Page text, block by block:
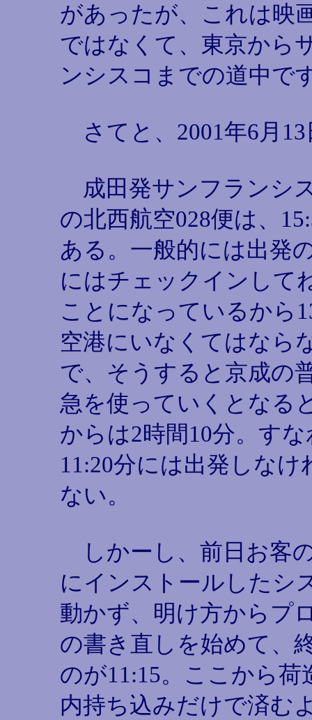
があったが、これは映
ではなくて、東京から
ンシスコまでの道中で
さてと、2001年6月13
成田発サンフランシ
の北西航空028便は、
ある。一般的には出発
にはチェックインして
ことになっているから
空港にいなくてはなら
で、そうすると京成の
急を使っていくとなる
からは2時間10分。す
11:20分には出発しなけ
ない。
しかーし、前日お客
にインストールしたシ
動かず、明け方からプ
の書き直しを始めて、
のが11:15。ここから荷
内持ち込みだけで済む